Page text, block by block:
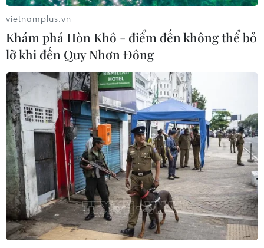
TIN CÙNG CHUYÊN MỤC
Chưa có bằng chứng truyền máu trẻ
giúp chống lão hóa
06/08/2026 23:16
vietnamplus.vn
Khám phá Hòn Khô - điểm đến không thể bỏ
lỡ khi đến Quy Nhơn Đông